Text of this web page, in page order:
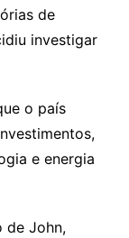
de
investigar
o país
e energia
de John,